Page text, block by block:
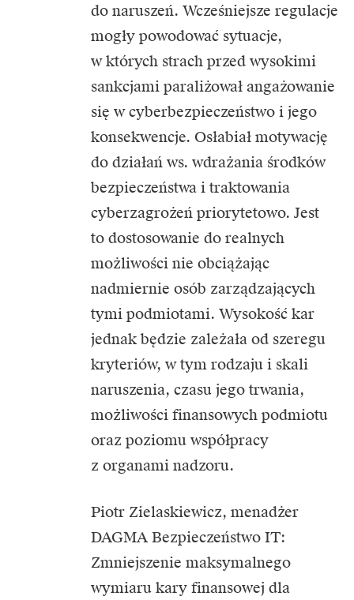
do naruszeń. Wcześniejsze regulacje
mogły powodować sytuacje,
w których strach przed wysokimi
sankcjami paraliżował angażowanie
się w cyberbezpieczeństwo i jego
konsekwencje. Osłabiał motywację
do działań ws. wdrażania środków
bezpieczeństwa i traktowania
cyberzagrożeń priorytetowo. Jest
to dostosowanie do realnych
możliwości nie obciążając
nadmiernie osób zarządzających
tymi podmiotami. Wysokość kar
jednak będzie zależała od szeregu
kryteriów, w tym rodzaju i skali
naruszenia, czasu jego trwania,
możliwości finansowych podmiotu
oraz poziomu współpracy
z organami nadzoru.
Piotr Zielaskiewicz, menadżer
DAGMA Bezpieczeństwo IT:
Zmniejszenie maksymalnego
wymiaru kary finansowej dla